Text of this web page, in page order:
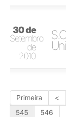
30 de
Setembro
de
2010
Primeira <
545
546